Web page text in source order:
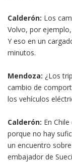
Calderón: Los
Volvo, por
Y eso en un
minutos.
Mendoza: ¿Los
cambio de
los vehículos
Calderón: En
porque no hay
un encuentro
embajador de